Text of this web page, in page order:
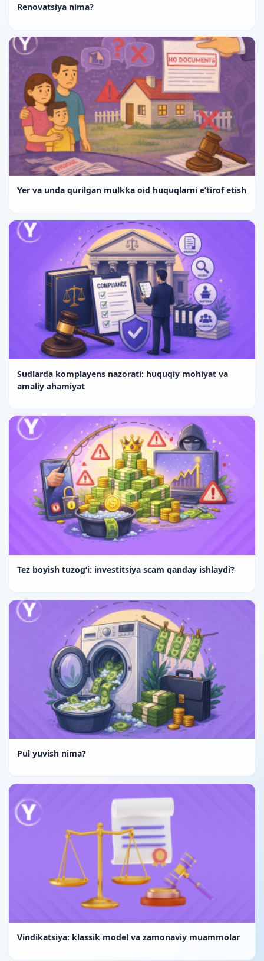
Renovatsiya nima?
Yer va unda qurilgan mulkka oid huquqlarni e’tirof etish
Sudlarda komplayens nazorati: huquqiy mohiyat va
amaliy ahamiyat
Tez boyish tuzog‘i: investitsiya scam qanday ishlaydi?
Pul yuvish nima?
Vindikatsiya: klassik model va zamonaviy muammolar